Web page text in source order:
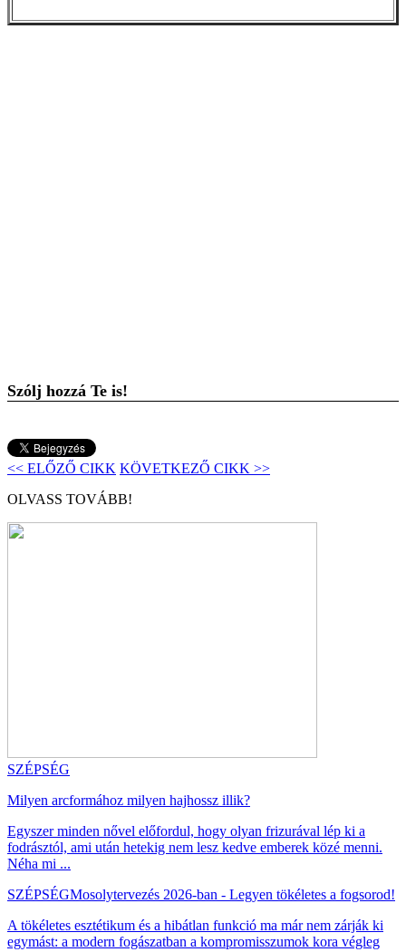
Szólj hozzá Te is!
<< ELŐZŐ CIKK KÖVETKEZŐ CIKK >>
OLVASS TOVÁBB!
SZÉPSÉG
Milyen arcformához milyen hajhossz illik?
Egyszer minden nővel előfordul, hogy olyan frizurával lép ki a
fodrásztól, ami után hetekig nem lesz kedve emberek közé menni.
Néha mi ...
SZÉPSÉGMosolytervezés 2026-ban - Legyen tökéletes a fogsorod!
A tökéletes esztétikum és a hibátlan funkció ma már nem zárják ki
egymást: a modern fogászatban a kompromisszumok kora végleg